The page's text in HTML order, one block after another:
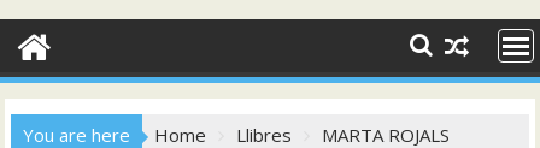
You are here Home Llibres MARTA ROJALS